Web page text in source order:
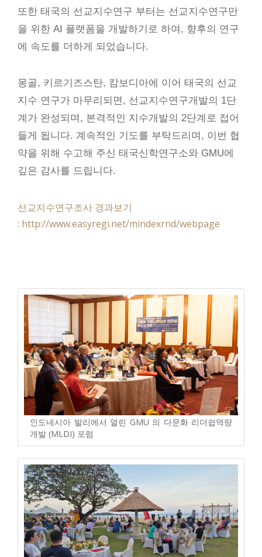
또한 태국의 선교지수연구 부터는 선교지수연구만
을 위한 AI 플랫폼을 개발하기로 하여, 향후의 연구
에 속도를 더하게 되었습니다.
몽골, 키르기즈스탄, 캄보디아에 이어 태국의 선교
지수 연구가 마무리되면, 선교지수연구개발의 1단
계가 완성되며, 본격적인 지수개발의 2단계로 접어
들게 됩니다. 계속적인 기도를 부탁드리며, 이번 협
약을 위해 수고해 주신 태국신학연구소와 GMU에
깊은 감사를 드립니다.
선교지수연구조사 경과보기
: http://www.easyregi.net/mindexrnd/webpage
인도네시아 발리에서 열린 GMU 의 다문화 리더쉽역량
개발 (MLDI) 포럼